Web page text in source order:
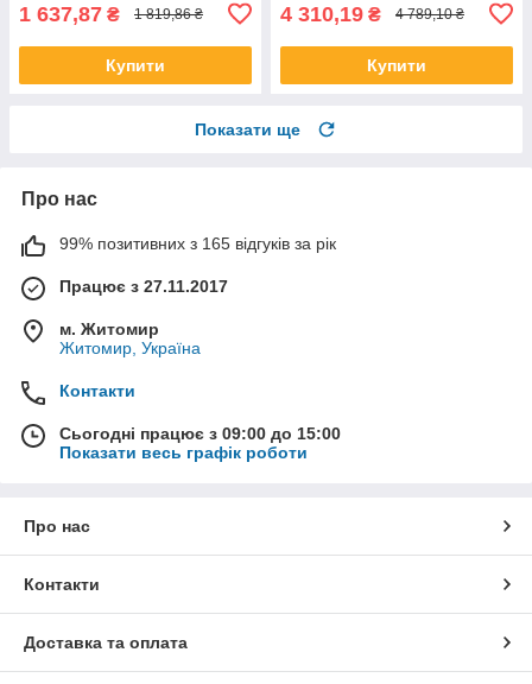
1 637,87 ₴ 1 819,86 ₴
Купити
4 310,19 ₴ 4 789,10 ₴
Купити
Показати ще
Про нас
99% позитивних з 165 відгуків за рік
Працює з 27.11.2017
м. Житомир
Житомир, Україна
Контакти
Сьогодні працює з 09:00 до 15:00
Показати весь графік роботи
Про нас
Контакти
Доставка та оплата